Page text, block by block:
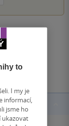
to
I my je
informací,
jsme ho
ukazovat